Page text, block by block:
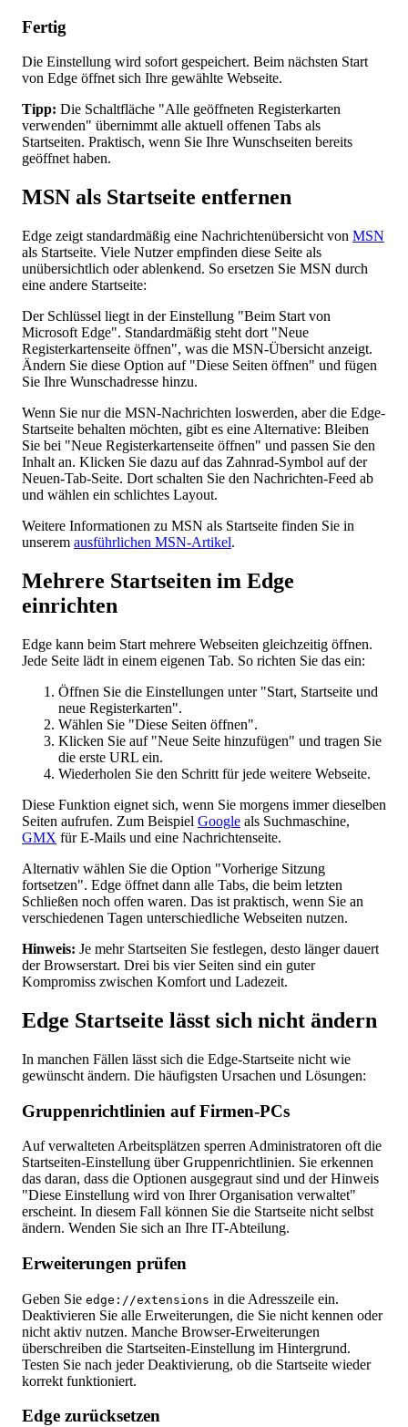
Fertig
Die Einstellung wird sofort gespeichert. Beim nächsten Start
von Edge öffnet sich Ihre gewählte Webseite.
Tipp: Die Schaltfläche "Alle geöffneten Registerkarten
verwenden" übernimmt alle aktuell offenen Tabs als
Startseiten. Praktisch, wenn Sie Ihre Wunschseiten bereits
geöffnet haben.
MSN als Startseite entfernen
Edge zeigt standardmäßig eine Nachrichtenübersicht von MSN
als Startseite. Viele Nutzer empfinden diese Seite als
unübersichtlich oder ablenkend. So ersetzen Sie MSN durch
eine andere Startseite:
Der Schlüssel liegt in der Einstellung "Beim Start von
Microsoft Edge". Standardmäßig steht dort "Neue
Registerkartenseite öffnen", was die MSN-Übersicht anzeigt.
Ändern Sie diese Option auf "Diese Seiten öffnen" und fügen
Sie Ihre Wunschadresse hinzu.
Wenn Sie nur die MSN-Nachrichten loswerden, aber die Edge-
Startseite behalten möchten, gibt es eine Alternative: Bleiben
Sie bei "Neue Registerkartenseite öffnen" und passen Sie den
Inhalt an. Klicken Sie dazu auf das Zahnrad-Symbol auf der
Neuen-Tab-Seite. Dort schalten Sie den Nachrichten-Feed ab
und wählen ein schlichtes Layout.
Weitere Informationen zu MSN als Startseite finden Sie in
unserem ausführlichen MSN-Artikel.
Mehrere Startseiten im Edge
einrichten
Edge kann beim Start mehrere Webseiten gleichzeitig öffnen.
Jede Seite lädt in einem eigenen Tab. So richten Sie das ein:
Öffnen Sie die Einstellungen unter "Start, Startseite und
neue Registerkarten".
Wählen Sie "Diese Seiten öffnen".
Klicken Sie auf "Neue Seite hinzufügen" und tragen Sie
die erste URL ein.
Wiederholen Sie den Schritt für jede weitere Webseite.
Diese Funktion eignet sich, wenn Sie morgens immer dieselben
Seiten aufrufen. Zum Beispiel Google als Suchmaschine,
GMX für E-Mails und eine Nachrichtenseite.
Alternativ wählen Sie die Option "Vorherige Sitzung
fortsetzen". Edge öffnet dann alle Tabs, die beim letzten
Schließen noch offen waren. Das ist praktisch, wenn Sie an
verschiedenen Tagen unterschiedliche Webseiten nutzen.
Hinweis: Je mehr Startseiten Sie festlegen, desto länger dauert
der Browserstart. Drei bis vier Seiten sind ein guter
Kompromiss zwischen Komfort und Ladezeit.
Edge Startseite lässt sich nicht ändern
In manchen Fällen lässt sich die Edge-Startseite nicht wie
gewünscht ändern. Die häufigsten Ursachen und Lösungen:
Gruppenrichtlinien auf Firmen-PCs
Auf verwalteten Arbeitsplätzen sperren Administratoren oft die
Startseiten-Einstellung über Gruppenrichtlinien. Sie erkennen
das daran, dass die Optionen ausgegraut sind und der Hinweis
"Diese Einstellung wird von Ihrer Organisation verwaltet"
erscheint. In diesem Fall können Sie die Startseite nicht selbst
ändern. Wenden Sie sich an Ihre IT-Abteilung.
Erweiterungen prüfen
Geben Sie edge://extensions in die Adresszeile ein.
Deaktivieren Sie alle Erweiterungen, die Sie nicht kennen oder
nicht aktiv nutzen. Manche Browser-Erweiterungen
überschreiben die Startseiten-Einstellung im Hintergrund.
Testen Sie nach jeder Deaktivierung, ob die Startseite wieder
korrekt funktioniert.
Edge zurücksetzen